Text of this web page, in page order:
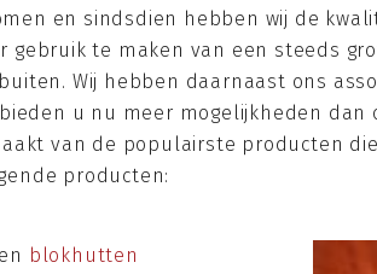
en sindsdien hebben wij de
gebruik te maken van een steeds
Wij hebben daarnaast ons
u nu meer mogelijkheden
van de populairste producten
producten:
blokhutten